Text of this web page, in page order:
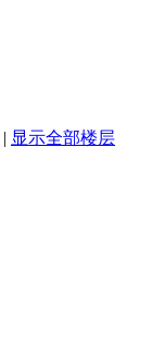
| 显示全部楼层